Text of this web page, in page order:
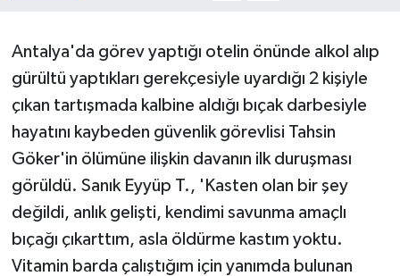
Antalya'da görev yaptığı otelin önünde alkol alıp
gürültü yaptıkları gerekçesiyle uyardığı 2 kişiyle
çıkan tartışmada kalbine aldığı bıçak darbesiyle
hayatını kaybeden güvenlik görevlisi Tahsin
Göker'in ölümüne ilişkin davanın ilk duruşması
görüldü. Sanık Eyyüp T., 'Kasten olan bir şey
değildi, anlık gelişti, kendimi savunma amaçlı
bıçağı çıkarttım, asla öldürme kastım yoktu.
Vitamin barda çalıştığım için yanımda bulunan
Tarihi Yapılarımız
Teknoloji
Türkiye
Yerel
İletişim